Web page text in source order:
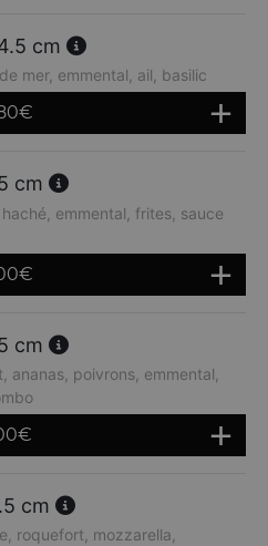
cm
mer, emmental, ail, basilic
€
cm
emmental, frites, sauce
€
cm
ananas, poivrons, emmental,
€
cm
roquefort, mozzarella,